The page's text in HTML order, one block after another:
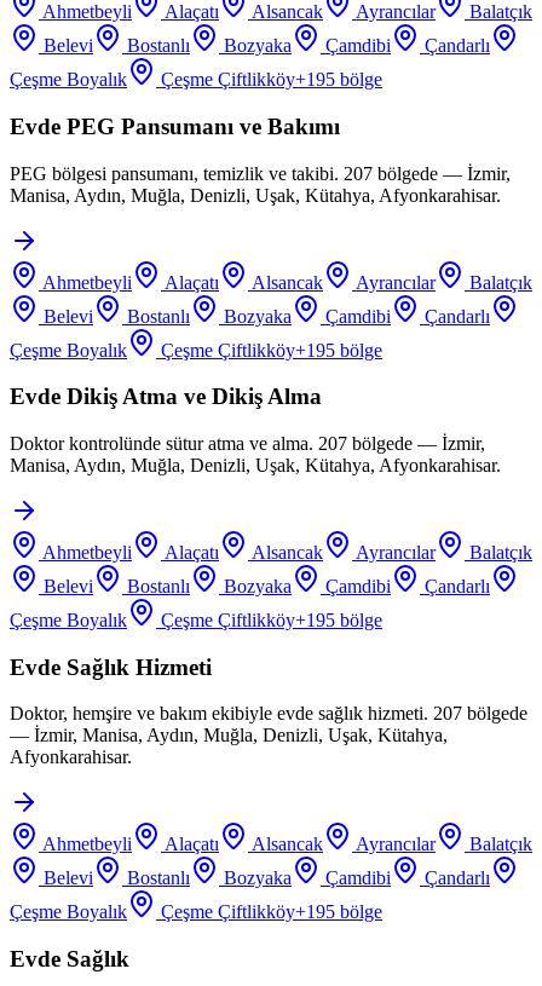
Ahmetbeyli Alaçatı Alsancak Ayrancılar
Balatçık
Belevi
Bostanlı Bozyaka Çamdibi
Çandarlı
Çeşme Boyalık
Çeşme Çiftlikköy+195 bölge
Evde PEG Pansumanı ve Bakımı
PEG bölgesi pansumanı, temizlik ve takibi. 207 bölgede — İzmir,
Manisa, Aydın, Muğla, Denizli, Uşak, Kütahya, Afyonkarahisar.
Ahmetbeyli Alaçatı Alsancak Ayrancılar
Balatçık
Belevi
Bostanlı Bozyaka Çamdibi
Çandarlı
Çeşme Boyalık
Çeşme Çiftlikköy+195 bölge
Evde Dikiş Atma ve Dikiş Alma
Doktor kontrolünde sütur atma ve alma. 207 bölgede — İzmir,
Manisa, Aydın, Muğla, Denizli, Uşak, Kütahya, Afyonkarahisar.
Ahmetbeyli Alaçatı Alsancak Ayrancılar
Balatçık
Belevi
Bostanlı Bozyaka Çamdibi
Çandarlı
Çeşme Boyalık
Çeşme Çiftlikköy+195 bölge
Evde Sağlık Hizmeti
Doktor, hemşire ve bakım ekibiyle evde sağlık hizmeti. 207 bölgede
— İzmir, Manisa, Aydın, Muğla, Denizli, Uşak, Kütahya,
Afyonkarahisar.
Ahmetbeyli Alaçatı Alsancak Ayrancılar
Balatçık
Belevi
Bostanlı Bozyaka Çamdibi
Çandarlı
Çeşme Boyalık
Çeşme Çiftlikköy+195 bölge
Evde Sağlık